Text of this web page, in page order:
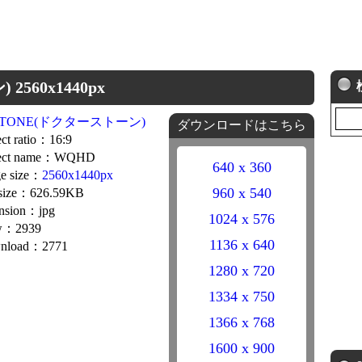
2560x1440px
ドクターストーン)
ratio：16:9
name：WQHD
size： 2560x1440px
：626.59KB
：jpg
2939
：2771
ダウンロードはこちら
640 x 360
960 x 540
1024 x 576
1136 x 640
1280 x 720
1334 x 750
1366 x 768
1600 x 900